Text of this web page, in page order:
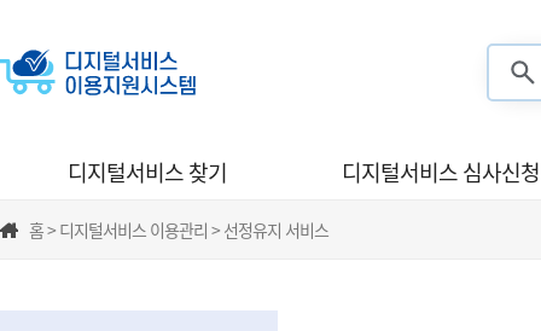
디지털서비스 찾기 디지털서비스 심사신청
홈 > 디지털서비스 이용관리 > 선정유지 서비스